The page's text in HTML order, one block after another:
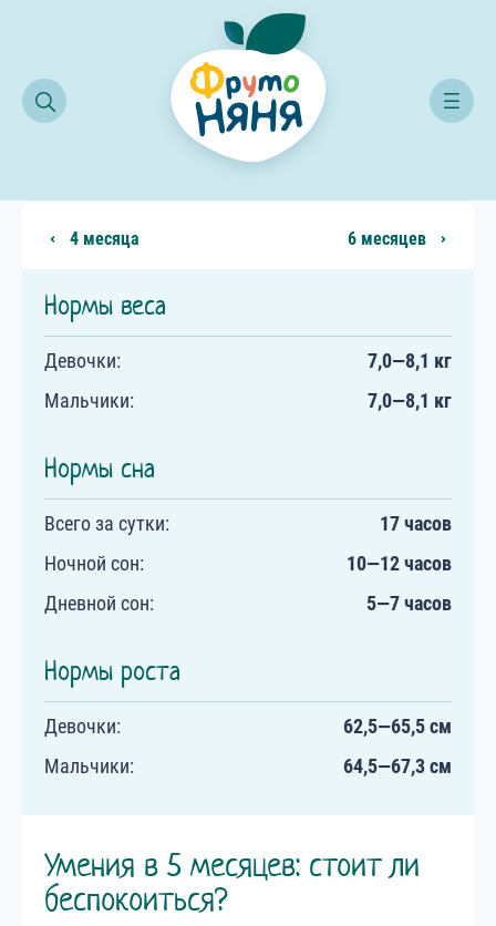
Календарь развития ребёнка Развитие ребенка в 5 месяцев
Развитие ребенка в 5 месяцев
4 месяца 6 месяцев
Нормы веса
Девочки:
7,0—8,1 кг
Мальчики:
7,0—8,1 кг
Нормы сна
Всего за сутки:
17 часов
Ночной сон:
10—12 часов
Дневной сон:
5—7 часов
Нормы роста
Девочки:
62,5—65,5 см
Мальчики:
64,5—67,3 см
Умения в 5 месяцев: стоит ли
беспокоиться?